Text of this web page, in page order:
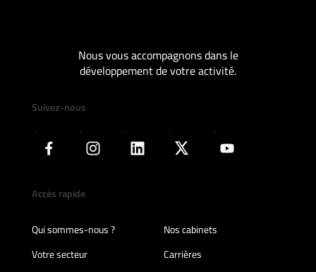
Nous vous accompagnons dans le
développement de votre activité.
Suivez-nous
Accès rapide
Qui sommes-nous ?
Nos cabinets
Votre secteur
Carrières